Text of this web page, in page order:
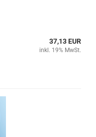
37,13 EUR
inkl. 19% MwSt.